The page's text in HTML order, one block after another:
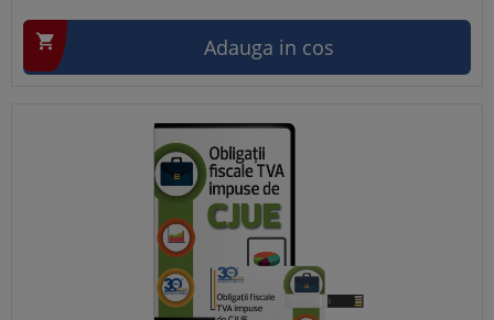
 Adauga in cos